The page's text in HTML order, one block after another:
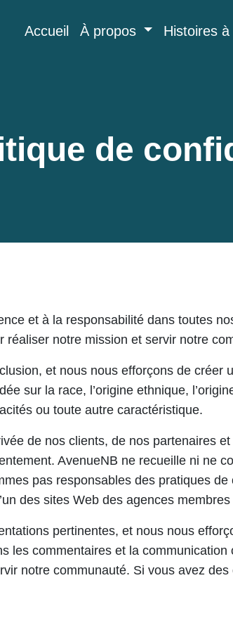
Accueil À propos Histoires
de
et à la responsabilité dans toutes
notre mission et servir notre
et nous nous efforçons de
sur la race, l’origine ethnique,
ou toute autre caractéristique.
de nos clients, de nos partenaires
AvenueNB ne recueille ni ne
pas responsables des pratiques
des sites Web des agences
pertinentes, et nous nous
les commentaires et la
notre communauté. Si vous avez